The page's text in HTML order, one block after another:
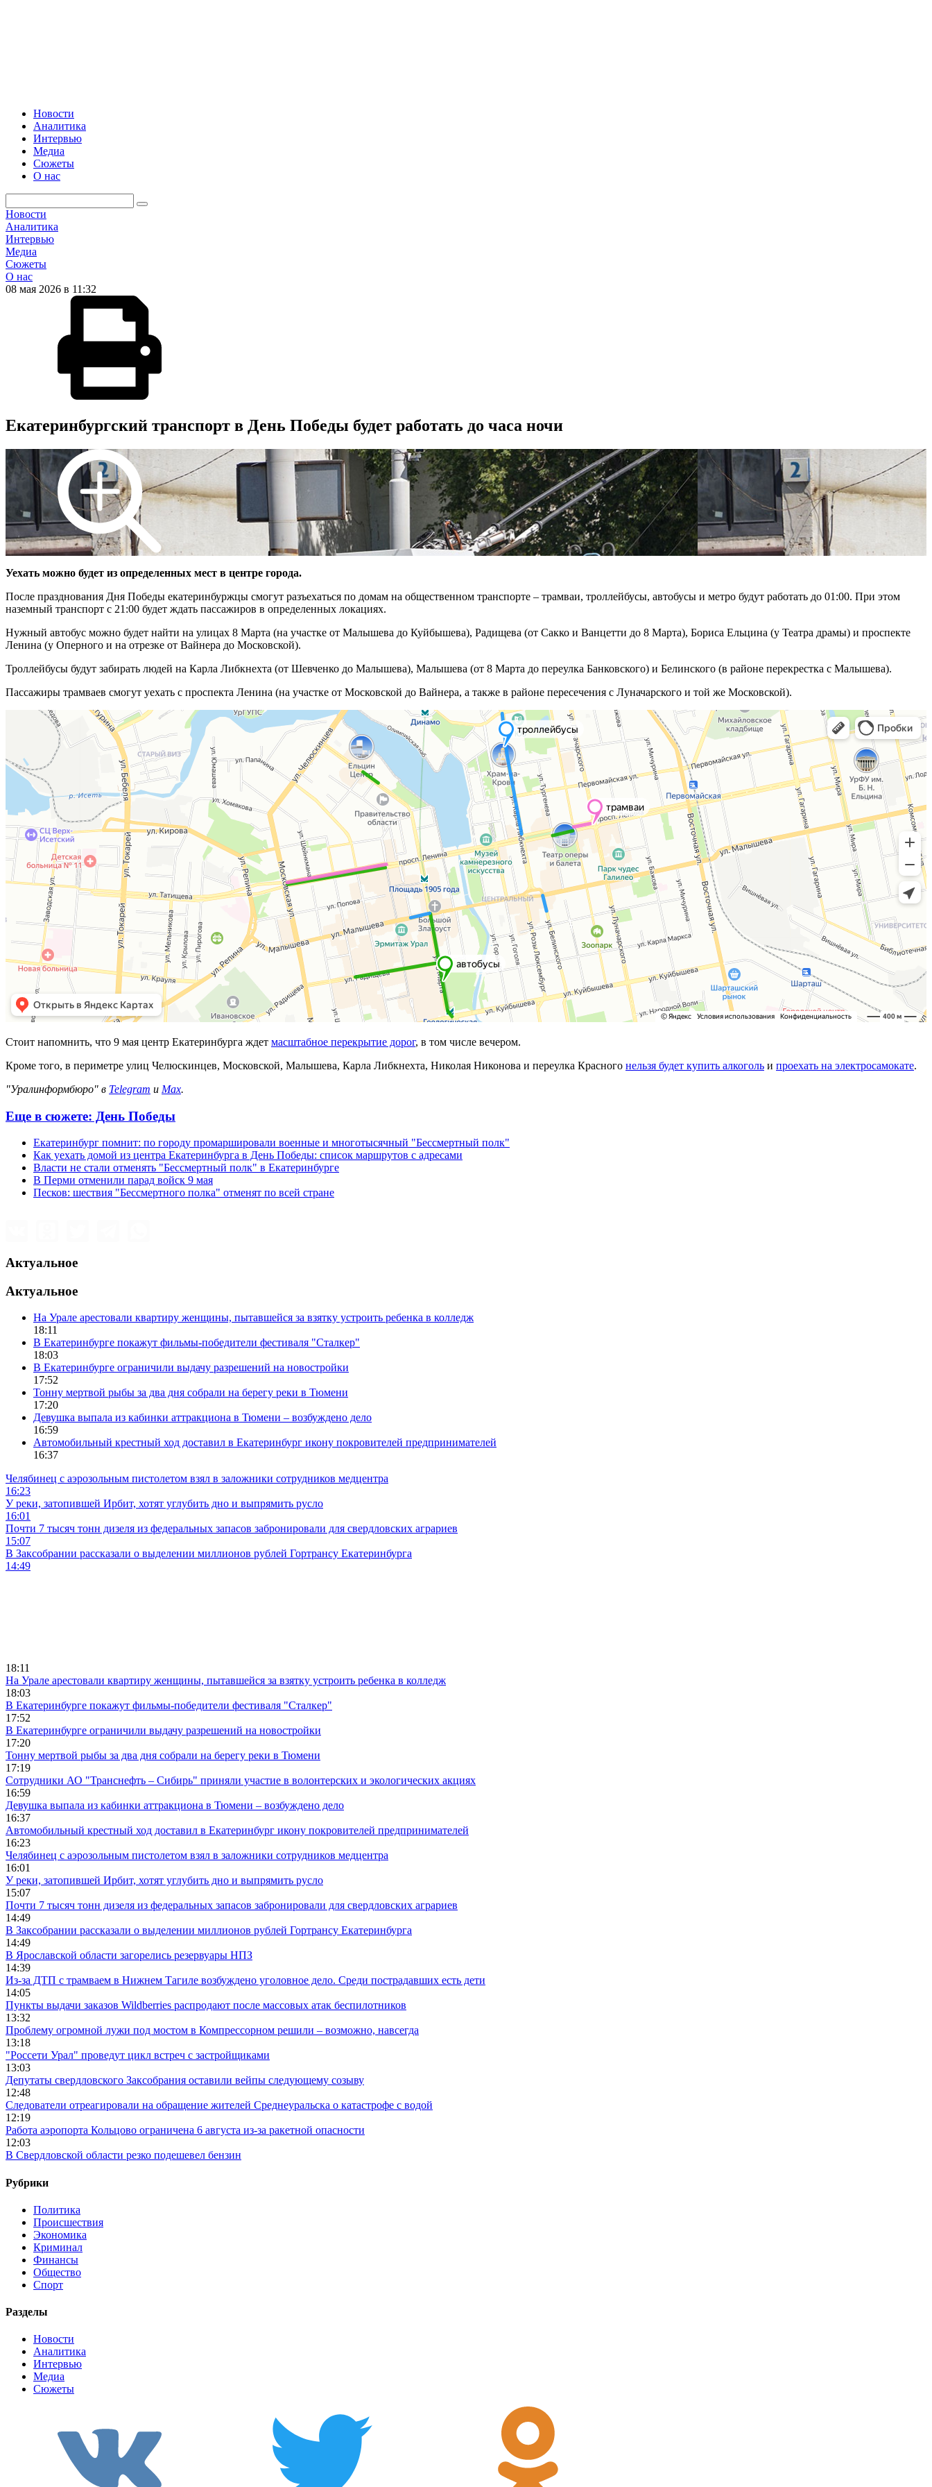
Новости
Аналитика
Интервью
Медиа
Сюжеты
О нас
Новости
Аналитика
Интервью
Медиа
Сюжеты
О нас
08 мая 2026 в 11:32
Екатеринбургский транспорт в День Победы будет работать до часа ночи
Уехать можно будет из определенных мест в центре города.
После празднования Дня Победы екатеринбуржцы смогут разъехаться по домам на общественном транспорте – трамваи, троллейбусы, автобусы и метро будут работать до 01:00. При этом
наземный транспорт с 21:00 будет ждать пассажиров в определенных локациях.
Нужный автобус можно будет найти на улицах 8 Марта (на участке от Малышева до Куйбышева), Радищева (от Сакко и Ванцетти до 8 Марта), Бориса Ельцина (у Театра драмы) и проспекте
Ленина (у Оперного и на отрезке от Вайнера до Московской).
Троллейбусы будут забирать людей на Карла Либкнехта (от Шевченко до Малышева), Малышева (от 8 Марта до переулка Банковского) и Белинского (в районе перекрестка с Малышева).
Пассажиры трамваев смогут уехать с проспекта Ленина (на участке от Московской до Вайнера, а также в районе пересечения с Луначарского и той же Московской).
Стоит напомнить, что 9 мая центр Екатеринбурга ждет масштабное перекрытие дорог, в том числе вечером.
Кроме того, в периметре улиц Челюскинцев, Московской, Малышева, Карла Либкнехта, Николая Никонова и переулка Красного нельзя будет купить алкоголь и проехать на электросамокате.
"Уралинформбюро" в Telegram и Max.
Еще в сюжете: День Победы
Екатеринбург помнит: по городу промаршировали военные и многотысячный "Бессмертный полк"
Как уехать домой из центра Екатеринбурга в День Победы: список маршрутов с адресами
Власти не стали отменять "Бессмертный полк" в Екатеринбурге
В Перми отменили парад войск 9 мая
Песков: шествия "Бессмертного полка" отменят по всей стране
Актуальное
Актуальное
На Урале арестовали квартиру женщины, пытавшейся за взятку устроить ребенка в колледж
18:11
В Екатеринбурге покажут фильмы-победители фестиваля "Сталкер"
18:03
В Екатеринбурге ограничили выдачу разрешений на новостройки
17:52
Тонну мертвой рыбы за два дня собрали на берегу реки в Тюмени
17:20
Девушка выпала из кабинки аттракциона в Тюмени – возбуждено дело
16:59
Автомобильный крестный ход доставил в Екатеринбург икону покровителей предпринимателей
16:37
Челябинец с аэрозольным пистолетом взял в заложники сотрудников медцентра
16:23
У реки, затопившей Ирбит, хотят углубить дно и выпрямить русло
16:01
Почти 7 тысяч тонн дизеля из федеральных запасов забронировали для свердловских аграриев
15:07
В Заксобрании рассказали о выделении миллионов рублей Гортрансу Екатеринбурга
14:49
18:11
На Урале арестовали квартиру женщины, пытавшейся за взятку устроить ребенка в колледж
18:03
В Екатеринбурге покажут фильмы-победители фестиваля "Сталкер"
17:52
В Екатеринбурге ограничили выдачу разрешений на новостройки
17:20
Тонну мертвой рыбы за два дня собрали на берегу реки в Тюмени
17:19
Сотрудники АО "Транснефть – Сибирь" приняли участие в волонтерских и экологических акциях
16:59
Девушка выпала из кабинки аттракциона в Тюмени – возбуждено дело
16:37
Автомобильный крестный ход доставил в Екатеринбург икону покровителей предпринимателей
16:23
Челябинец с аэрозольным пистолетом взял в заложники сотрудников медцентра
16:01
У реки, затопившей Ирбит, хотят углубить дно и выпрямить русло
15:07
Почти 7 тысяч тонн дизеля из федеральных запасов забронировали для свердловских аграриев
14:49
В Заксобрании рассказали о выделении миллионов рублей Гортрансу Екатеринбурга
14:49
В Ярославской области загорелись резервуары НПЗ
14:39
Из-за ДТП с трамваем в Нижнем Тагиле возбуждено уголовное дело. Среди пострадавших есть дети
14:05
Пункты выдачи заказов Wildberries распродают после массовых атак беспилотников
13:32
Проблему огромной лужи под мостом в Компрессорном решили – возможно, навсегда
13:18
"Россети Урал" проведут цикл встреч с застройщиками
13:03
Депутаты свердловского Заксобрания оставили вейпы следующему созыву
12:48
Следователи отреагировали на обращение жителей Среднеуральска о катастрофе с водой
12:19
Работа аэропорта Кольцово ограничена 6 августа из-за ракетной опасности
12:03
В Свердловской области резко подешевел бензин
Рубрики
Политика
Происшествия
Экономика
Криминал
Финансы
Общество
Спорт
Разделы
Новости
Аналитика
Интервью
Медиа
Сюжеты